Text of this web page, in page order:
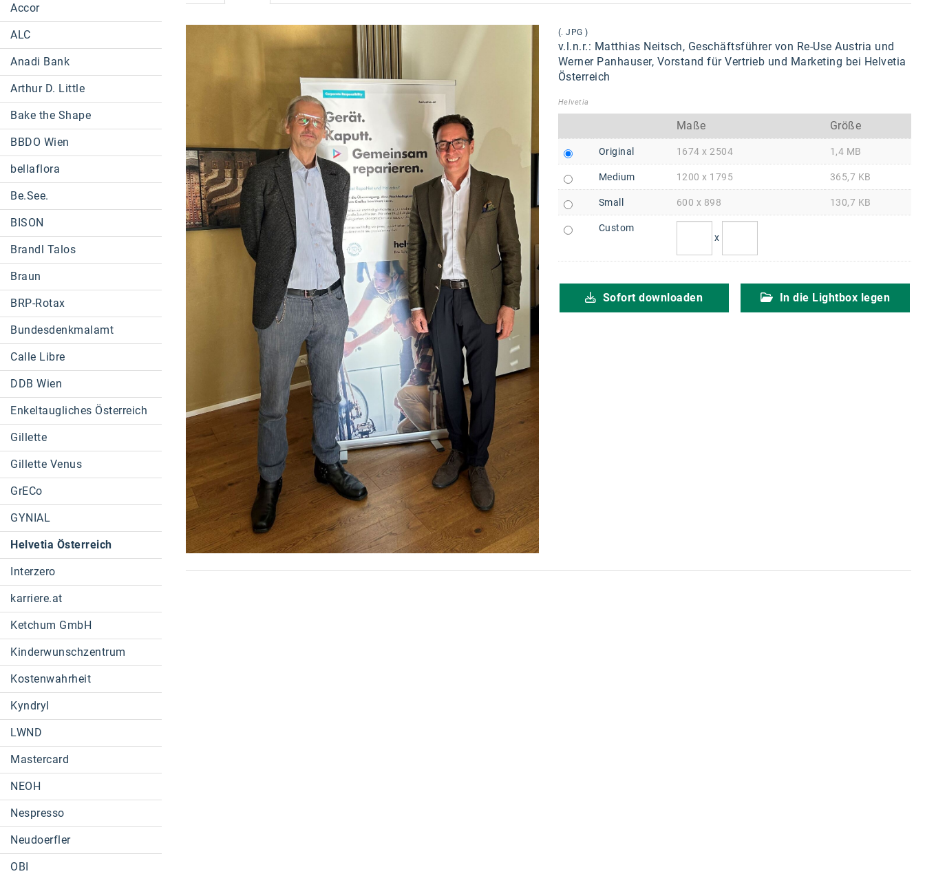
Accor
ALC
Anadi Bank
Arthur D. Little
Bake the Shape
BBDO Wien
bellaflora
Be.See.
BISON
Brandl Talos
Braun
BRP-Rotax
Bundesdenkmalamt
Calle Libre
DDB Wien
Enkeltaugliches Österreich
Gillette
Gillette Venus
GrECo
GYNIAL
Helvetia Österreich
Interzero
karriere.at
Ketchum GmbH
Kinderwunschzentrum
Kostenwahrheit
Kyndryl
LWND
Mastercard
NEOH
Nespresso
Neudoerfler
OBI
(. JPG )
v.l.n.r.: Matthias Neitsch, Geschäftsführer von Re-Use Austria und
Werner Panhauser, Vorstand für Vertrieb und Marketing bei Helvetia
Österreich
Helvetia
Maße Größe
Original 1674 x 2504 1,4 MB
Medium 1200 x 1795 365,7 KB
Small 600 x 898 130,7 KB
Custom
x
Sofort downloaden In die Lightbox legen